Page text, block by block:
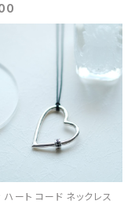
ハート コード ネックレス